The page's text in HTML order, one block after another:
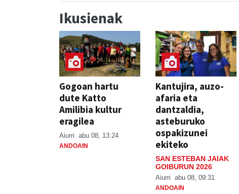
Ikusienak
Gogoan hartu
dute Katto
Amilibia kultur
eragilea
Aiurri abu 08, 13:24
ANDOAIN
Kantujira, auzo-
afaria eta
dantzaldia,
asteburuko
ospakizunei
ekiteko
SAN ESTEBAN JAIAK
GOIBURUN 2026
Aiurri abu 08, 09:31
ANDOAIN